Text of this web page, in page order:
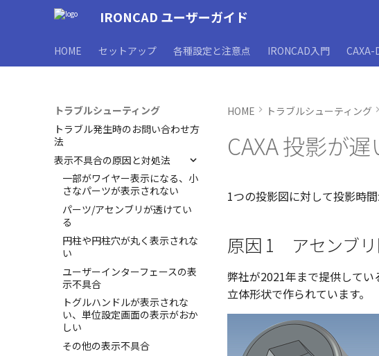
IRONCAD ユーザーガイド
HOME セットアップ 各種設定と注意点 IRONCAD入門
トラブルシューティング
トラブル発生時のお問い合わせ方
法
表示不具合の原因と対処法
一部がワイヤー表示になる、小
さなパーツが表示されない
パーツ/アセンブリが透けてい
る
円柱や円柱穴が丸く表示されな
い
ユーザーインターフェースの表
示不具合
トグルハンドルが表示されな
い、単位設定画面の表示がおか
しい
その他の表示不具合
HOME トラブルシューティング
CAXA 投影が
1つの投影図に対して投影時
原因 1 アセンブリ
弊社が2021年まで提供して
立体形状で作られています。